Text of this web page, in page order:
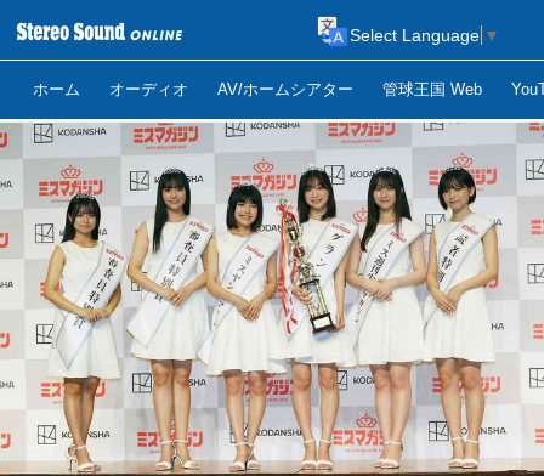
ホーム オーディオ AV/ホームシアター 管球王国 Web
Select Language ▼